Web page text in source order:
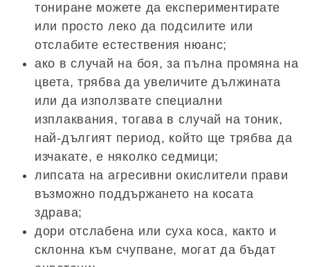
тониране можете да експериментирате
или просто леко да подсилите или
отслабите естествения нюанс;
ако в случай на боя, за пълна промяна на
цвета, трябва да увеличите дължината
или да използвате специални
изплаквания, тогава в случай на тоник,
най-дългият период, който ще трябва да
изчакате, е няколко седмици;
липсата на агресивни окислители прави
възможно поддържането на косата
здрава;
дори отслабена или суха коса, както и
склонна към счупване, могат да бъдат